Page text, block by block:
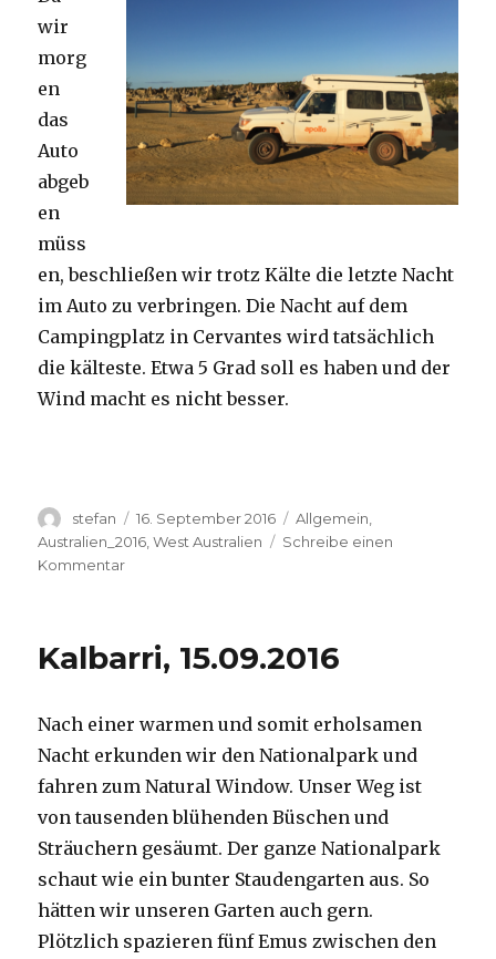
wir
morg
en
das
Auto
abgeb
en
müss
en, beschließen wir trotz Kälte die letzte Nacht
im Auto zu verbringen. Die Nacht auf dem
Campingplatz in Cervantes wird tatsächlich
die kälteste. Etwa 5 Grad soll es haben und der
Wind macht es nicht besser.
Autor
stefan
Veröffentlicht
am
16. September 2016 Kategorien
Allgemein
Australien_2016 ,West Australien
Schreibe einen
Kommentarzu
Kalbarri, 15.09.2016
Nach einer warmen und somit erholsamen
Nacht erkunden wir den Nationalpark und
fahren zum Natural Window. Unser Weg ist
von tausenden blühenden Büschen und
Sträuchern gesäumt. Der ganze Nationalpark
schaut wie ein bunter Staudengarten aus. So
hätten wir unseren Garten auch gern.
Plötzlich spazieren fünf Emus zwischen den